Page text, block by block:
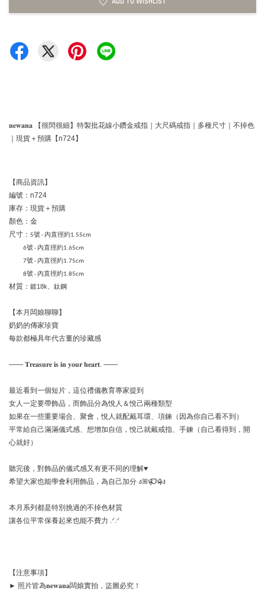
𝐧𝐞𝐰𝐚𝐧𝐚 【很閃很細】特製批花線小鑽金戒指｜大尺碼戒指｜多種尺寸｜不掉色
｜現貨＋預購【n724】
【商品資訊】
編號：n724
庫存：現貨＋預購
顏色：金
尺寸： 5號 - 內直徑約1.55cm
6號 - 內直徑約1.65cm
7號 - 內直徑約1.75cm
8號 - 內直徑約1.85cm
材質： 鍍18k、鈦鋼
【本月闆娘聊聊】
奶奶的傳家珍寶
每款都極具年代古董的珍藏感
—— 𝐓𝐫𝐞𝐚𝐬𝐮𝐫𝐞 𝐢𝐬 𝐢𝐧 𝐲𝐨𝐮𝐫 𝐡𝐞𝐚𝐫𝐭. ——
最近看到一個短片，這位禮儀教育專家提到
女人一定要帶飾品，而飾品分為悅人＆悅己兩種類型
如果在一些重要場合、聚會，悅人就配戴耳環、項鍊（因為你自己看不到）
平常給自己滿滿儀式感、想增加自信，悅己就戴戒指、手鍊（自己看得到，開
心就好）
聽完後，對飾品的儀式感又有更不同的理解♥
希望大家也能學會利用飾品，為自己加分 งꕤᵒ̴̶̷͈᷄ᗜᵒ̴̶̷᷅)ง
本月系列都是特別挑過的不掉色材質
讓各位平常保養起來也能不費力 .ᐟ‪‪‪.ᐟ‪‪‪
【注意事項】
► 照片皆為𝐧𝐞𝐰𝐚𝐧𝐚闆娘實拍，盜圖必究！